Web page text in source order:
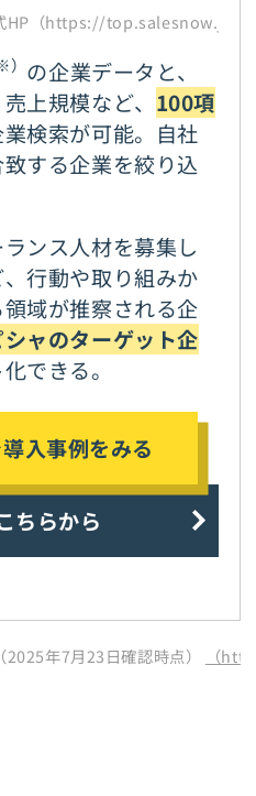
HP（https://top.salesnow.jp/）
） の企業データと、
上規模など、 100項
業検索が可能。自社
する企業を絞り込
ンス人材を募集し
行動や取り組みか
域が推察される企
シャのターゲット企
できる。
入事例をみる
ちらから
年7月23日確認時点） （